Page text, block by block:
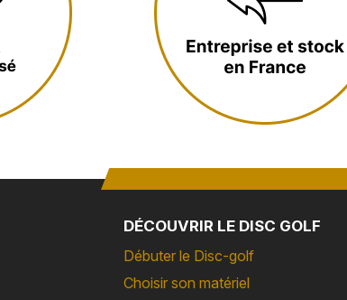
DÉCOUVRIR LE DISC GOLF
Débuter le Disc-golf
Choisir son matériel